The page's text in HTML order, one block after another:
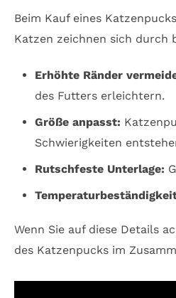
Beim Kauf eines
Katzen zeichnen sich durch
Erhöhte Ränder
des Futters erleichtern.
Größe anpasst:
Schwierigkeiten
Rutschfeste Unterlage:
Wenn Sie auf diese Details
des Katzenpucks im